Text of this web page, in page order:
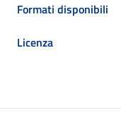
Formati disponibili
Licenza